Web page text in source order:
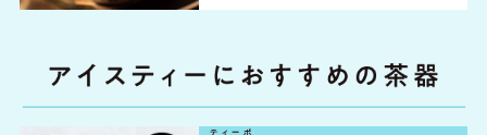
ティーポ